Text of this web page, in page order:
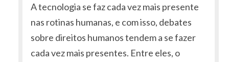
A tecnologia se faz cada vez mais presente
nas rotinas humanas, e com isso, debates
sobre direitos humanos tendem a se fazer
cada vez mais presentes. Entre eles, o